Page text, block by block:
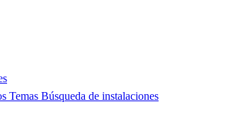
Temas Búsqueda de instalaciones